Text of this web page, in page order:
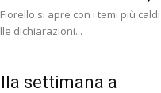
si apre con i temi più caldi
dichiarazioni...
settimana a